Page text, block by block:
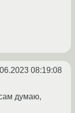
08:19:08
думаю,